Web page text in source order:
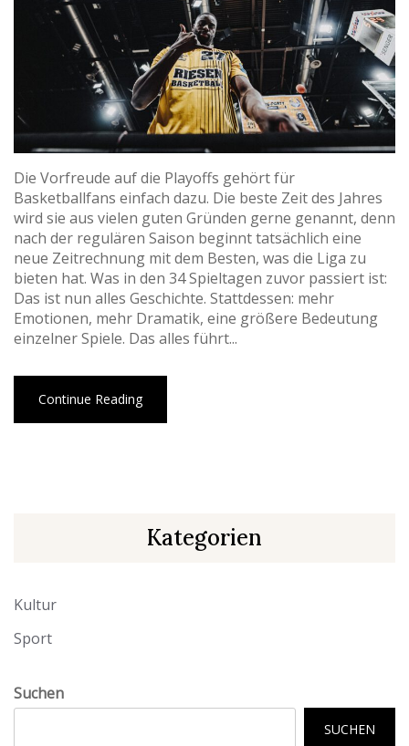
Die Vorfreude auf die Playoffs gehört für
Basketballfans einfach dazu. Die beste Zeit des Jahres
wird sie aus vielen guten Gründen gerne genannt, denn
nach der regulären Saison beginnt tatsächlich eine
neue Zeitrechnung mit dem Besten, was die Liga zu
bieten hat. Was in den 34 Spieltagen zuvor passiert ist:
Das ist nun alles Geschichte. Stattdessen: mehr
Emotionen, mehr Dramatik, eine größere Bedeutung
einzelner Spiele. Das alles führt...
Continue Reading
Kategorien
Kultur
Sport
Suchen
SUCHEN